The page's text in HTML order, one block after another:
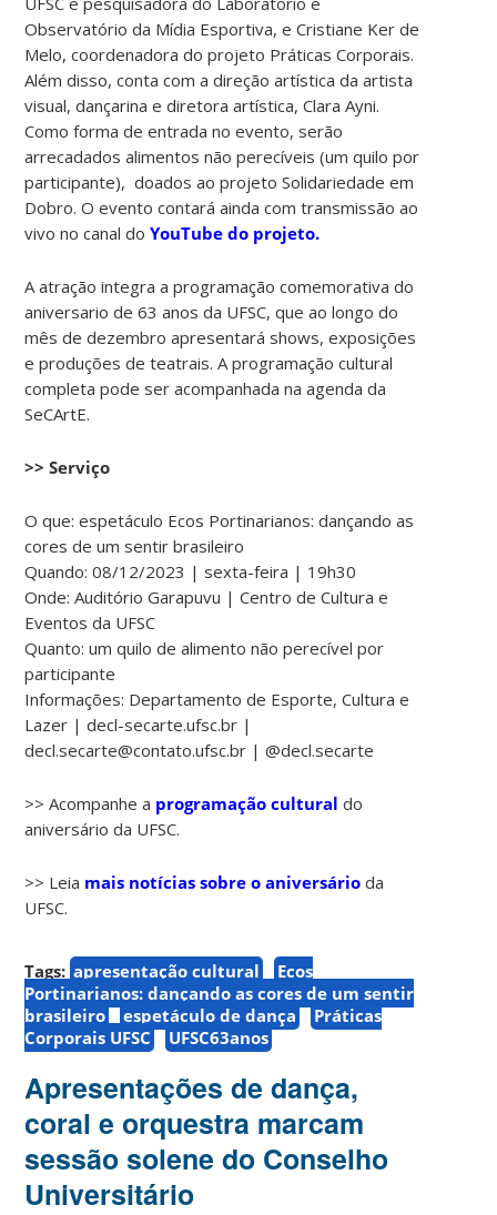
Observatório da Mídia Esportiva, e Cristiane Ker de
Melo, coordenadora do projeto Práticas Corporais.
Além disso, conta com a direção artística da artista
visual, dançarina e diretora artística, Clara Ayni.
Como forma de entrada no evento, serão
arrecadados alimentos não perecíveis (um quilo por
participante), doados ao projeto Solidariedade em
Dobro. O evento contará ainda com transmissão ao
vivo no canal doYouTube do projeto.
A atração integra a programação comemorativa do
aniversario de 63 anos da UFSC, que ao longo do
mês de dezembro apresentará shows, exposições
e produções de teatrais. A programação cultural
completa pode ser acompanhada na agenda da
SeCArtE.
>> Serviço
O que: espetáculo Ecos Portinarianos: dançando as
cores de um sentir brasileiro
Quando: 08/12/2023 | sexta-feira | 19h30
Onde: Auditório Garapuvu | Centro de Cultura e
Eventos da UFSC
Quanto: um quilo de alimento não perecível por
participante
Informações: Departamento de Esporte, Cultura e
Lazer | decl-secarte.ufsc.br |
decl.secarte@contato.ufsc.br | @decl.secarte
>> Acompanhe a programação cultural do
aniversário da UFSC.
>> Leia mais notícias sobre o aniversário da
UFSC.
Tags: apresentação cultural
Ecos
Portinarianos: dançando as cores de um sentir
brasileiro
espetáculo de dança
Práticas
Corporais UFSC
UFSC63anos
Apresentações de dança,
coral e orquestra marcam
sessão solene do Conselho
Universitário